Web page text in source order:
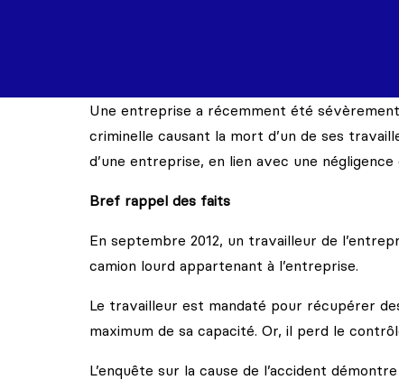
Une entreprise a récemment été
criminelle causant la mort d’un de ses
d’une entreprise, en lien avec une
Bref rappel des faits
En septembre 2012, un travailleur de
camion lourd appartenant à l’entreprise.
Le travailleur est mandaté pour récupérer
maximum de sa capacité. Or, il perd le
L’enquête sur la cause de l’accident